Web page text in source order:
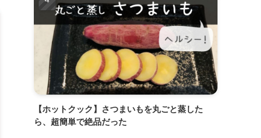
【ホットクック】さつまいもを丸ごと蒸した
ら、超簡単で絶品だった